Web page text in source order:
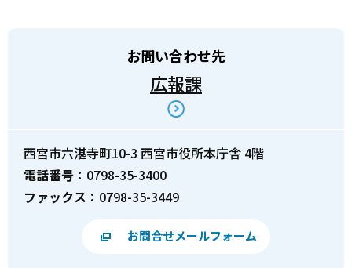
お問い合わせ先
広報課
西宮市六湛寺町10-3 西宮市役所本庁舎 4階
電話番号： 0798-35-3400
ファックス： 0798-35-3449
お問合せメールフォーム